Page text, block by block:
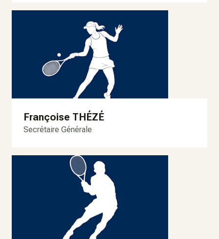
Françoise THÉZÉ
Secrétaire Générale